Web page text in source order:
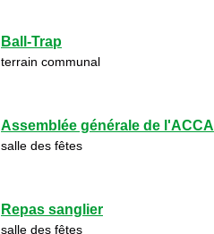
Ball-Trap
terrain communal
Assemblée générale de l'ACCA
salle des fêtes
Repas sanglier
salle des fêtes